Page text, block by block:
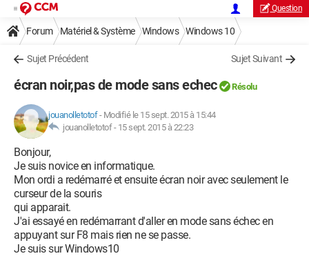
Question
Forum Matériel & Système Windows Windows 10
Sujet Précédent Sujet Suivant
écran noir,pas de mode sans echec Résolu
jouanolletotof- Modifié le 15 sept. 2015 à 15:44
jouanolletotof - 15 sept. 2015 à 22:23
Bonjour,
Je suis novice en informatique.
Mon ordi a redémarré et ensuite écran noir avec seulement le
curseur de la souris
qui apparait.
J'ai essayé en redémarrant d'aller en mode sans échec en
appuyant sur F8 mais rien ne se passe.
Je suis sur Windows10